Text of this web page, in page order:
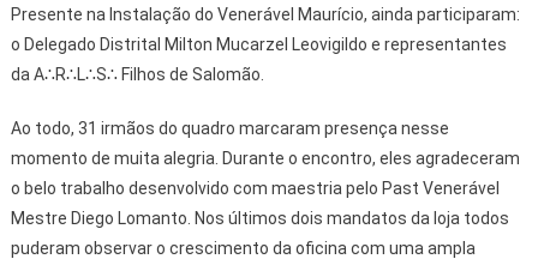
Presente na Instalação do Venerável Maurício, ainda participaram:
o Delegado Distrital Milton Mucarzel Leovigildo e representantes
da A∴R∴L∴S∴ Filhos de Salomão.
Ao todo, 31 irmãos do quadro marcaram presença nesse
momento de muita alegria. Durante o encontro, eles agradeceram
o belo trabalho desenvolvido com maestria pelo Past Venerável
Mestre Diego Lomanto. Nos últimos dois mandatos da loja todos
puderam observar o crescimento da oficina com uma ampla